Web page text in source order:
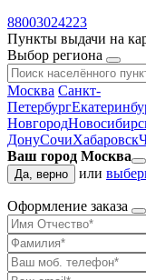
88003024223
Пункты выдачи на
Выбор региона
Москва Санкт-
Петербург
Новгород
ДонуСочиХабаровск
Ваш город Москва
Да, верно или
Оформление заказа